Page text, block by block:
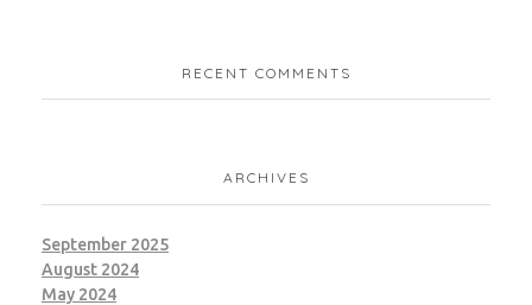
RECENT COMMENTS
ARCHIVES
September 2025
August 2024
May 2024